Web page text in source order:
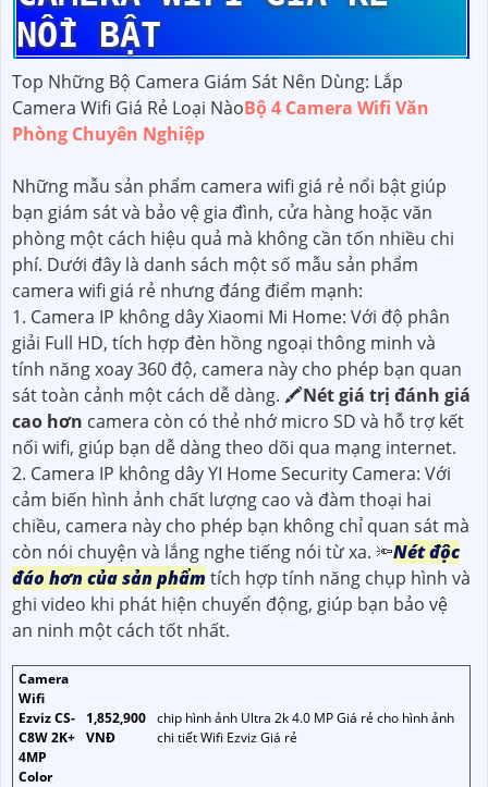
NỔI BẬT
Top Những Bộ Camera Giám Sát Nên Dùng: Lắp
Camera Wifi Giá Rẻ Loại NàoBộ 4 Camera Wifi Văn
Phòng Chuyên Nghiệp
Những mẫu sản phẩm camera wifi giá rẻ nổi bật giúp
bạn giám sát và bảo vệ gia đình, cửa hàng hoặc văn
phòng một cách hiệu quả mà không cần tốn nhiều chi
phí. Dưới đây là danh sách một số mẫu sản phẩm
camera wifi giá rẻ nhưng đáng điểm mạnh:
1. Camera IP không dây Xiaomi Mi Home: Với độ phân
giải Full HD, tích hợp đèn hồng ngoại thông minh và
tính năng xoay 360 độ, camera này cho phép bạn quan
sát toàn cảnh một cách dễ dàng. 🖍Nét giá trị đánh giá
cao hơn camera còn có thẻ nhớ micro SD và hỗ trợ kết
nối wifi, giúp bạn dễ dàng theo dõi qua mạng internet.
2. Camera IP không dây YI Home Security Camera: Với
cảm biến hình ảnh chất lượng cao và đàm thoại hai
chiều, camera này cho phép bạn không chỉ quan sát mà
còn nói chuyện và lắng nghe tiếng nói từ xa. 🔦Nét độc
đáo hơn của sản phẩm tích hợp tính năng chụp hình và
ghi video khi phát hiện chuyển động, giúp bạn bảo vệ
an ninh một cách tốt nhất.
Camera
Wifi
Ezviz CS-
C8W 2K+
4MP
Color
1,852,900
VNĐ
chip hình ảnh Ultra 2k 4.0 MP Giá rẻ cho hình ảnh
chi tiết Wifi Ezviz Giá rẻ